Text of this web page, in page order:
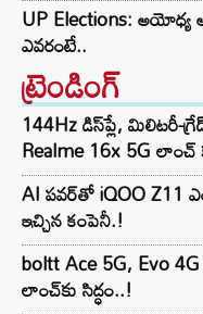
UP Elections: అయోధ్య
ఎవరంటే..
ట్రెండింగ్‌
144Hz డిస్‌ప్లే, మిలిటరీ-
Realme 16x 5G లాంచ్
AI పవర్‌తో iQOO Z11
ఇచ్చిన కంపెనీ.!
boltt Ace 5G, Evo
లాంచ్‌కు సిద్ధం..!